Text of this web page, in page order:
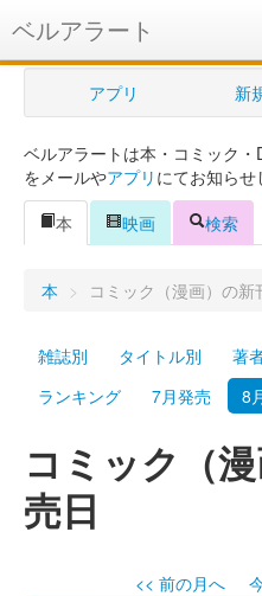
ベルアラート
ベルアラートとは
ヘルプ
新規登録
ログイン
Myシェルフ
プレミアム
アプリ 新
ベルアラートは本・コミック
をメールやアプリ にてお知らせ
本
映画 検索
本 > コミック（漫画）の新
雑誌別 タイトル別 著
ランキング
7月発売 8
コミック（
売日
<< 前の月へ